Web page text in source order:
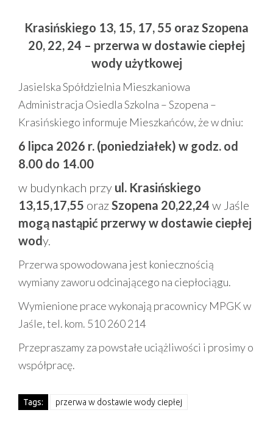
Krasińskiego 13, 15, 17, 55 oraz Szopena
20, 22, 24 – przerwa w dostawie ciepłej
wody użytkowej
Jasielska Spółdzielnia Mieszkaniowa
Administracja Osiedla Szkolna – Szopena –
Krasińskiego informuje Mieszkańców, że w dniu:
6 lipca 2026 r. (poniedziałek) w godz. od
8.00 do 14.00
w budynkach przy ul. Krasińskiego
13,15,17,55 orazSzopena 20,22,24 w Jaśle
mogą nastąpić przerwy w dostawie ciepłej
wody.
Przerwa spowodowana jest koniecznością
wymiany zaworu odcinającego na ciepłociągu.
Wymienione prace wykonają pracownicy MPGK w
Jaśle, tel. kom. 510 260 214
Przepraszamy za powstałe uciążliwości i prosimy o
współpracę.
Tags: przerwa w dostawie wody ciepłej